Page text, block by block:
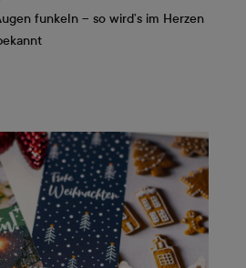
funkeln – so wird’s im Herzen